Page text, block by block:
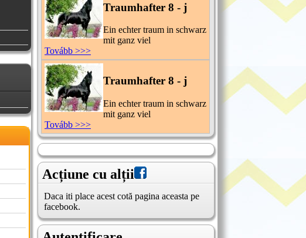
Traumhafter 8 - j
Ein echter traum in schwarz
mit ganz viel
Tovább >>>
Traumhafter 8 - j
Ein echter traum in schwarz
mit ganz viel
Tovább >>>
Acțiune cu alții
Daca iti place acest cotă pagina aceasta pe
facebook.